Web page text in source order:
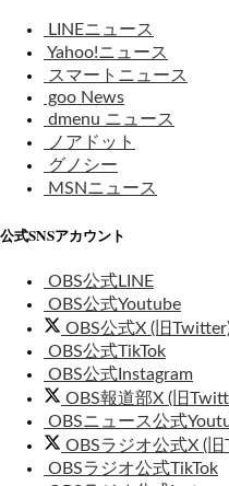
LINEニュース
Yahoo!ニュース
スマートニュース
goo News
dmenu ニュース
ノアドット
グノシー
MSNニュース
公式SNSアカウント
OBS公式LINE
OBS公式Youtube
OBS公式X (旧
OBS公式TikTok
OBS公式Instagram
OBS報道部X (旧
OBSニュース公式
OBSラジオ公式X (
OBSラジオ公式TikTok